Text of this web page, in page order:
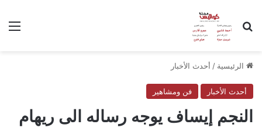
بحث عن
الرئيسية / أحدث الأخبار
أحدث الأخبار فن ومشاهير
النجم إيساف يوجه رساله الى ريهام